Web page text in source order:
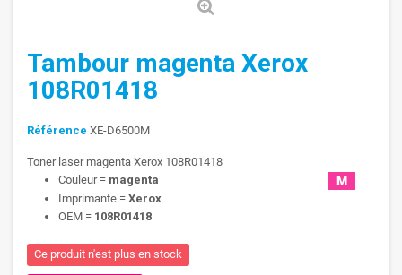
Tambour magenta Xerox
108R01418
Référence XE-D6500M
Toner laser magenta Xerox 108R01418
Couleur = magenta
Imprimante = Xerox
OEM = 108R01418
Ce produit n'est plus en stock